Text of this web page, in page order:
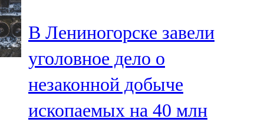
В Лениногорске завели
уголовное дело о
незаконной добыче
ископаемых на 40 млн